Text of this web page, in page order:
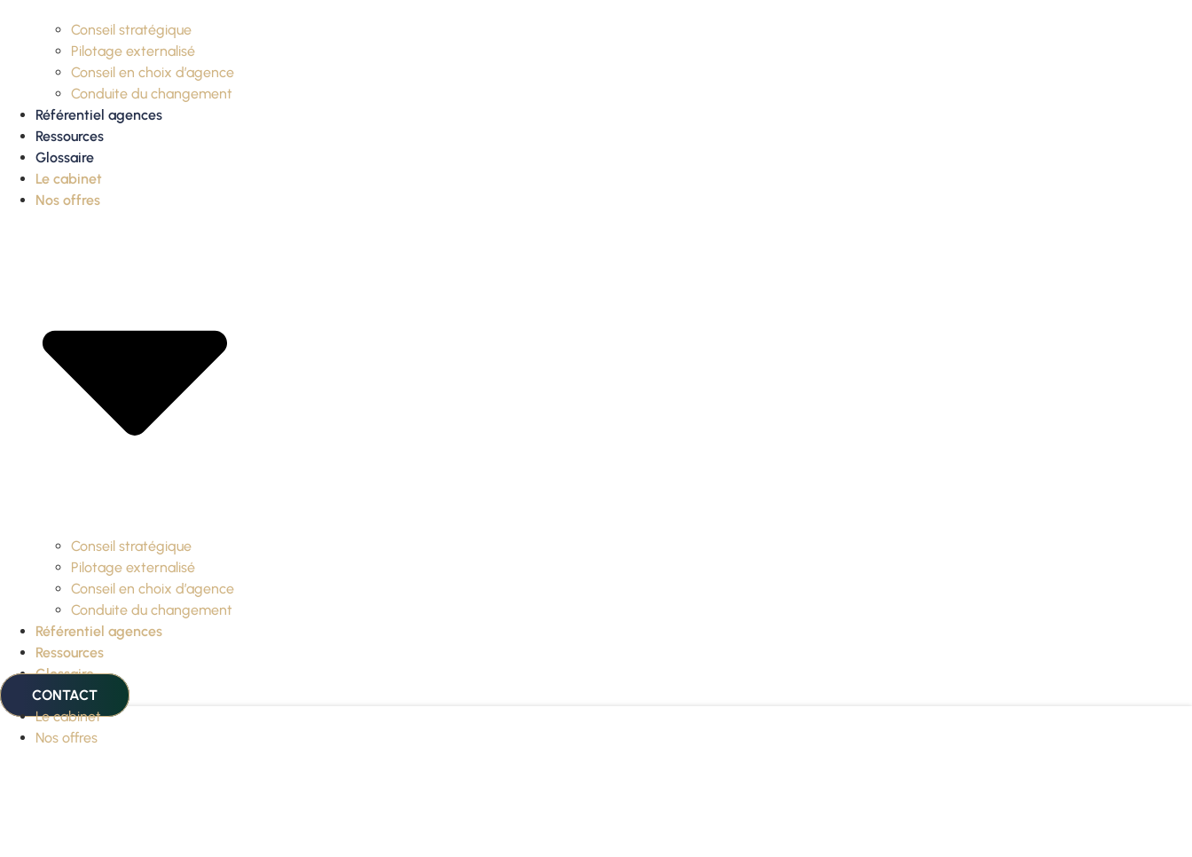
Conseil stratégique
Pilotage externalisé
Conseil en choix d’agence
Conduite du changement
Référentiel agences
Ressources
Glossaire
Le cabinet
Nos offres
Conseil stratégique
Pilotage externalisé
Conseil en choix d’agence
Conduite du changement
Référentiel agences
Ressources
Glossaire
CONTACT
Le cabinet
Nos offres